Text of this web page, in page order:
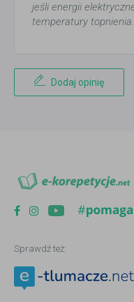
jeśli energii
temperatury
Dodaj opinię
Sprawdź też: